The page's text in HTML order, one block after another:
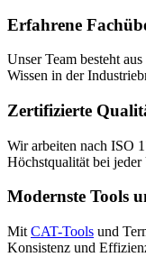
Erfahrene
Unser Team besteht
Wissen in der
Zertifizierte
Wir arbeiten nach ISO
Höchstqualität bei jeder
Modernste Tools
Mit CAT-Tools und
Konsistenz und